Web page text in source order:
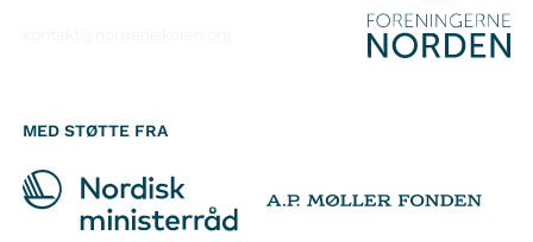
MED STØTTE FRA